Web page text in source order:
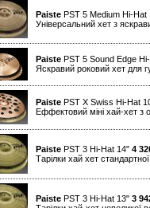
Paiste PST 5 Medium Hi-
Універсальний хет з
Paiste PST 5 Sound Edge
Яскравий роковий хет для
Paiste PST X Swiss Hi-Hat
Еффектовий міні хай-хет з
Paiste PST 3 Hi-Hat 14" 4
Тарілки хай хет
Paiste PST 3 Hi-Hat 13" 3